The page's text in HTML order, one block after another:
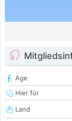
Age
Hier für
Land